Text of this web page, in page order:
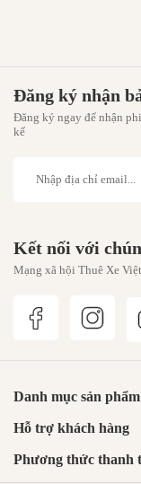
Đăng ký nhận
Đăng ký ngay để nhận
kế
Kết nối với
Mạng xã hội Thuê Xe Việt
Danh mục sản phẩm
Hỗ trợ khách hàng
Phương thức thanh